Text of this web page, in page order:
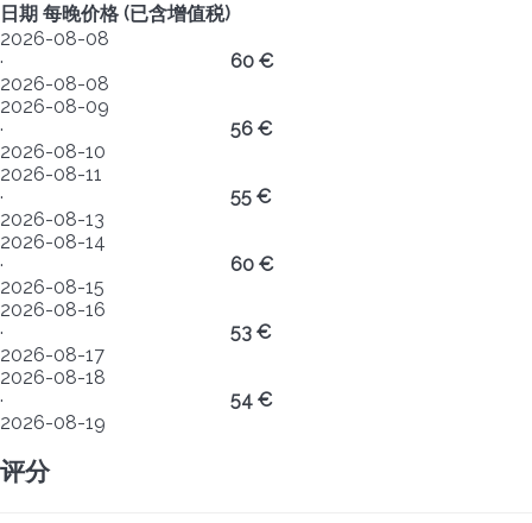
日期 每晚价格 (已含增值税)
2026-08-08
·
2026-08-08
60 €
2026-08-09
·
2026-08-10
56 €
2026-08-11
·
2026-08-13
55 €
2026-08-14
·
2026-08-15
60 €
2026-08-16
·
2026-08-17
53 €
2026-08-18
·
2026-08-19
54 €
评分